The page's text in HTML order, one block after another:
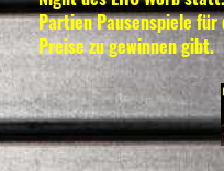
Partien Pausenspiele für
Preise zu gewinnen gibt.